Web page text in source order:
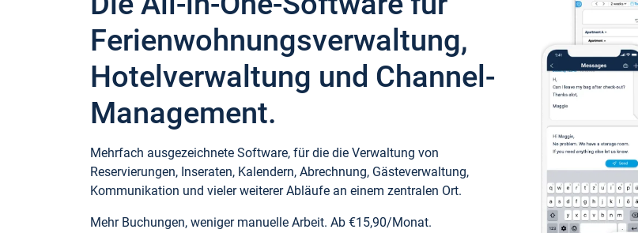
Ferienwohnungsverwaltung,
Hotelverwaltung und Channel-
Management.
Mehrfach ausgezeichnete Software, für die die Verwaltung von
Reservierungen, Inseraten, Kalendern, Abrechnung, Gästeverwaltung,
Kommunikation und vieler weiterer Abläufe an einem zentralen Ort.
Mehr Buchungen, weniger manuelle Arbeit. Ab €15,90/Monat.